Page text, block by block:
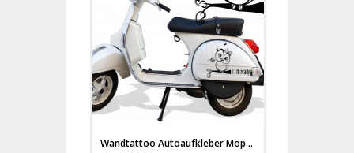
Wandtattoo Autoaufkleber Mopedaufkleber Eule Eulchen auf Zweig mit Spruch "I´m ready" M1463